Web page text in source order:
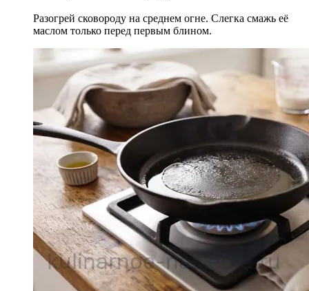
Разогрей сковороду на среднем огне. Слегка смажь её
маслом только перед первым блином.